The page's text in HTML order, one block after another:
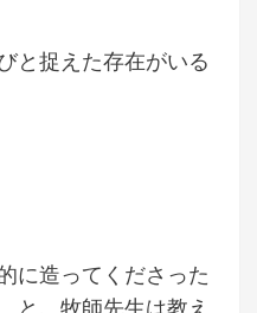
と捉えた存在がいる
に造ってくださった
と、牧師先生は教え